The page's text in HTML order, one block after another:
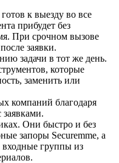
к выезду во все
прибудет без
При срочном вызове
заявки.
задачи в тот же день.
которые
заменить или
компаний благодаря
Они быстро и без
запоры Securemme, а
группы из